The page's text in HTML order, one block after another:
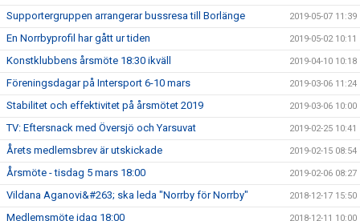
Supportergruppen arrangerar bussresa till Borlänge 2019-05-07 11:39
En Norrbyprofil har gått ur tiden 2019-05-02 10:11
Konstklubbens årsmöte 18:30 ikväll 2019-04-10 10:18
Föreningsdagar på Intersport 6-10 mars 2019-03-06 11:24
Stabilitet och effektivitet på årsmötet 2019 2019-03-06 10:00
TV: Eftersnack med Översjö och Yarsuvat 2019-02-25 10:41
Årets medlemsbrev är utskickade 2019-02-15 08:54
Årsmöte - tisdag 5 mars 18:00 2019-02-06 08:27
Vildana Aganovi&#263; ska leda "Norrby för Norrby" 2018-12-17 15:50
Medlemsmöte idag 18:00 2018-12-11 10:00